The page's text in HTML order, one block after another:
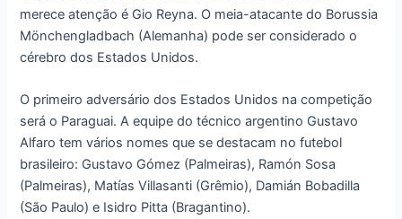
merece atenção é Gio Reyna. O meia-atacante do Borussia
Mönchengladbach (Alemanha) pode ser considerado o
cérebro dos Estados Unidos.
O primeiro adversário dos Estados Unidos na competição
será o Paraguai. A equipe do técnico argentino Gustavo
Alfaro tem vários nomes que se destacam no futebol
brasileiro: Gustavo Gómez (Palmeiras), Ramón Sosa
(Palmeiras), Matías Villasanti (Grêmio), Damián Bobadilla
(São Paulo) e Isidro Pitta (Bragantino).